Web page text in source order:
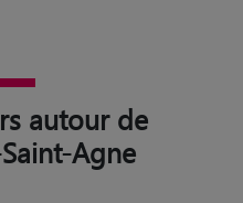
autour de
Agne